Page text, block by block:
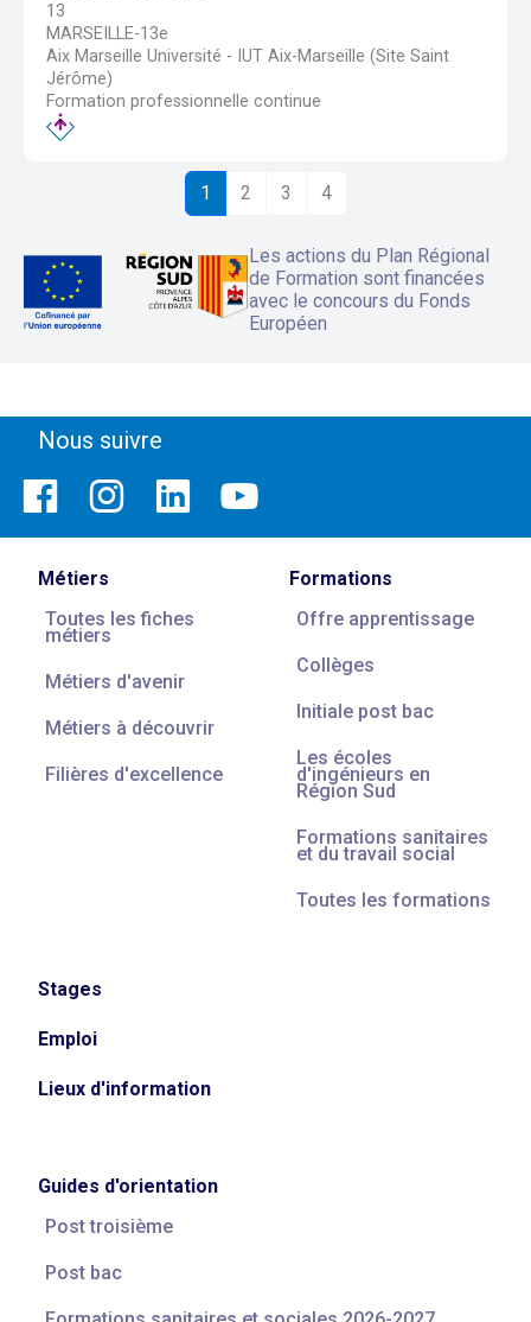
13
MARSEILLE-13e
Aix Marseille Université - IUT Aix-Marseille (Site Saint
Jérôme)
Formation professionnelle continue
1 2 3 4
Les actions du Plan Régional
de Formation sont financées
avec le concours du Fonds
Européen
Nous suivre
Métiers
Toutes les fiches
métiers
Métiers d'avenir
Métiers à découvrir
Filières d'excellence
Formations
Offre apprentissage
Collèges
Initiale post bac
Les écoles
d'ingénieurs en
Région Sud
Formations sanitaires
et du travail social
Toutes les formations
Stages
Emploi
Lieux d'information
Guides d'orientation
Post troisième
Post bac